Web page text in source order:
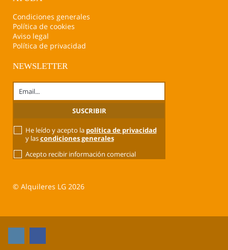
Condiciones generales
Política de cookies
Aviso legal
Política de privacidad
NEWSLETTER
He leído y acepto la política de privacidad
y lascondiciones generales
Acepto recibir información comercial
© Alquileres LG 2026